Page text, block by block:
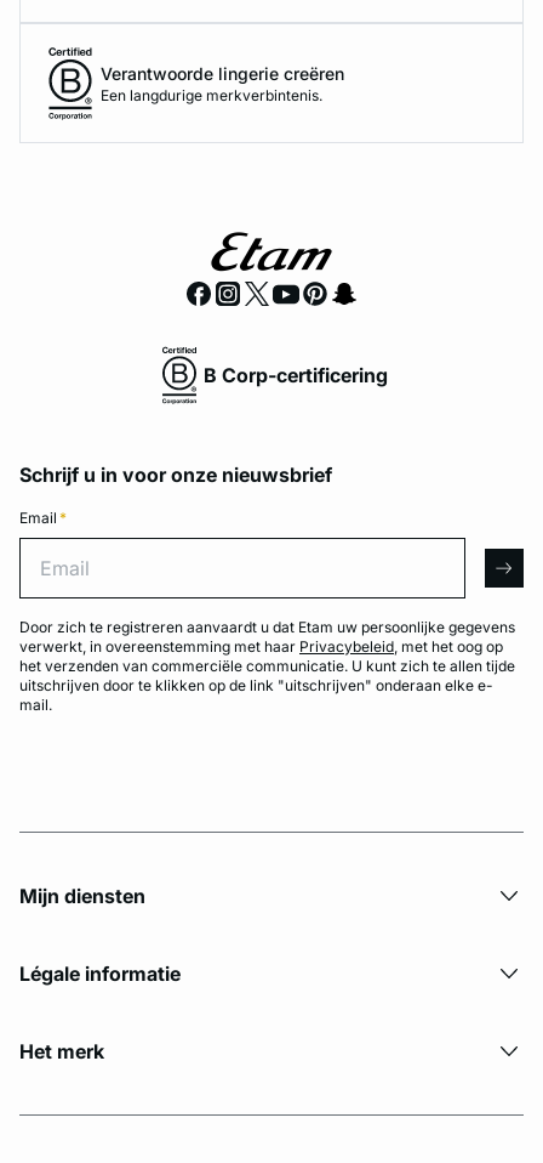
Verantwoorde lingerie creëren
Een langdurige merkverbintenis.
B Corp-certificering
Schrijf u in voor onze nieuwsbrief
Email *
Door zich te registreren aanvaardt u dat Etam uw persoonlijke gegevens
verwerkt, in overeenstemming met haar Privacybeleid, met het oog op
het verzenden van commerciële communicatie. U kunt zich te allen tijde
uitschrijven door te klikken op de link "uitschrijven" onderaan elke e-
mail.
Mijn diensten
Légale informatie
Het merk